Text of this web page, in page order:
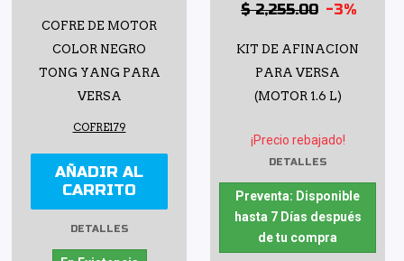
COFRE DE MOTOR
COLOR NEGRO
TONG YANG PARA
VERSA
COFRE179
AÑADIR AL
CARRITO
DETALLES
$ 2,255.00 -3%
KIT DE AFINACION
PARA VERSA
(MOTOR 1.6 L)
¡Precio rebajado!
DETALLES
Preventa: Disponible
hasta 7 Días después
de tu compra